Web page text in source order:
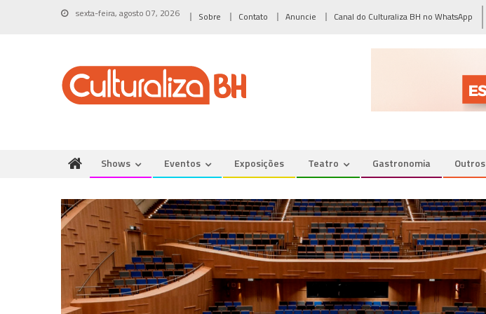
sexta-feira, agosto 07, 2026 Sobre Contato Anuncie Canal do Culturaliza BH no WhatsApp
Shows Eventos Exposições Teatro Gastronomia Outros